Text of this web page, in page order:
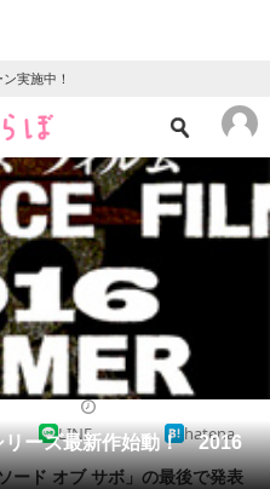
実施中！
ニュース
クイズ
地域
教育・育児
リサーチ
リーズ最新作始動！ 2016
LINE hatena
ード オブ サボ」の最後で発表